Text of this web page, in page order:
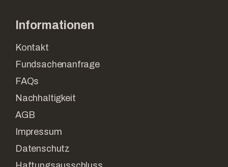
Informationen
Kontakt
Fundsachenanfrage
FAQs
Nachhaltigkeit
AGB
Impressum
Datenschutz